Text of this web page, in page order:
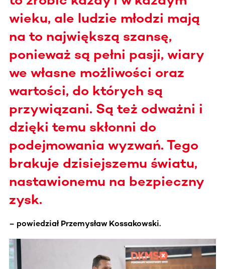
wieku, ale ludzie młodzi mają
na to największą szansę,
ponieważ są pełni pasji, wiary
we własne możliwości oraz
wartości, do których są
przywiązani. Są też odważni i
dzięki temu skłonni do
podejmowania wyzwań. Tego
brakuje dzisiejszemu światu,
nastawionemu na bezpieczny
zysk.
– powiedział Przemysław Kossakowski.